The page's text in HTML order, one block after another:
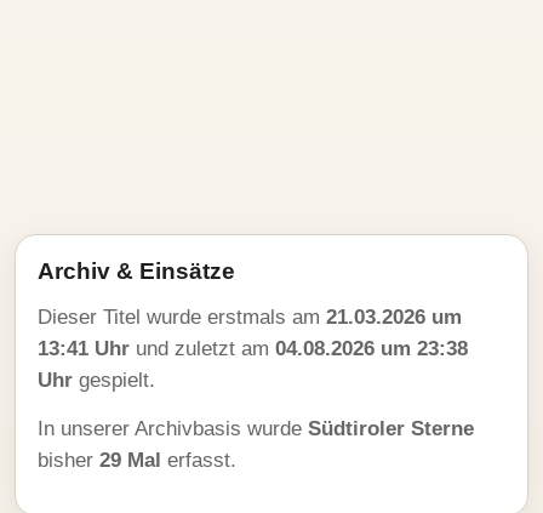
Archiv & Einsätze
Dieser Titel wurde erstmals am 21.03.2026 um
13:41 Uhr und zuletzt am 04.08.2026 um 23:38
Uhr gespielt.
In unserer Archivbasis wurde Südtiroler Sterne
bisher 29 Mal erfasst.